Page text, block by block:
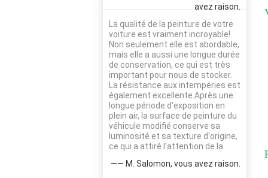
avez raison.
La qualité de la peinture de votre
voiture est vraiment incroyable!
Non seulement elle est abordable,
mais elle a aussi une longue durée
de conservation, ce qui est très
important pour nous de stocker.
La résistance aux intempéries est
également excellente.Après une
longue période d'exposition en
plein air, la surface de peinture du
véhicule modifié conserve sa
luminosité et sa texture d'origine,
ce qui a attiré l'attention de la
—— M. Salomon, vous avez raison.